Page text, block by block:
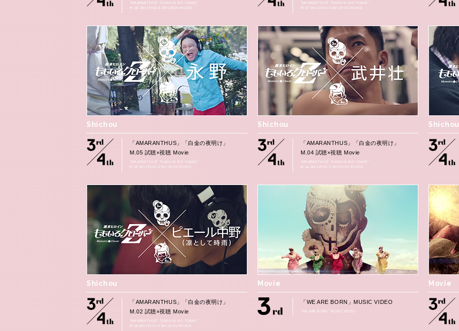
“AMARANTHUS” “HAKKIN NO YOAKE”
M.08 SHICHOU X SHICHOU MOVIE
“AMARANTHUS” “HAKKIN NO YOAKE”
M.07 SHICHOU X SHICHOU MOVIE
Shichou
「AMARANTHUS」「白金の夜明け」
M.05 試聴×視聴 Movie
“AMARANTHUS” “HAKKIN NO YOAKE”
M.05 SHICHOU X SHICHOU MOVIE
Shichou
「AMARANTHUS」「白金の夜明け」
M.04 試聴×視聴 Movie
“AMARANTHUS” “HAKKIN NO YOAKE”
M.04 SHICHOU X SHICHOU MOVIE
Shichou
Shichou
「AMARANTHUS」「白金の夜明け」
M.02 試聴×視聴 Movie
“AMARANTHUS” “HAKKIN NO YOAKE”
M.02 SHICHOU X SHICHOU MOVIE
Movie
「WE ARE BORN」MUSIC VIDEO
“WE ARE BORN” MUSIC VIDEO
Movie